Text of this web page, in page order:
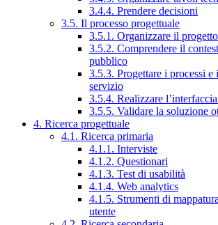
3.4.4. Prendere decisioni
3.5. Il processo progettuale
3.5.1. Organizzare il
3.5.2. Comprendere il
pubblico
3.5.3. Progettare i processi e i
servizio
3.5.4. Realizzare
3.5.5. Validare la soluzione
4. Ricerca progettuale
4.1. Ricerca primaria
4.1.1. Interviste
4.1.2. Questionari
4.1.3. Test di usabilità
4.1.4. Web analytics
4.1.5. Strumenti di
utente